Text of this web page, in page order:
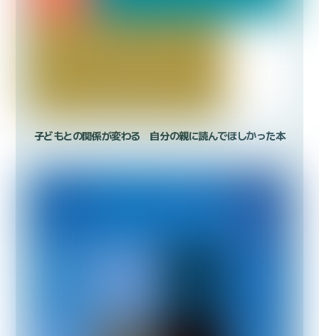
子どもとの関係が変わる 自分の親に読んでほしかった本